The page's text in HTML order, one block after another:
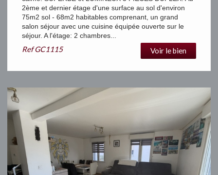
2ème et dernier étage d'une surface au sol d'environ
75m2 sol - 68m2 habitables comprenant, un grand
salon séjour avec une cuisine équipée ouverte sur le
séjour. A l'étage: 2 chambres...
RefGC1115 Voir le bien